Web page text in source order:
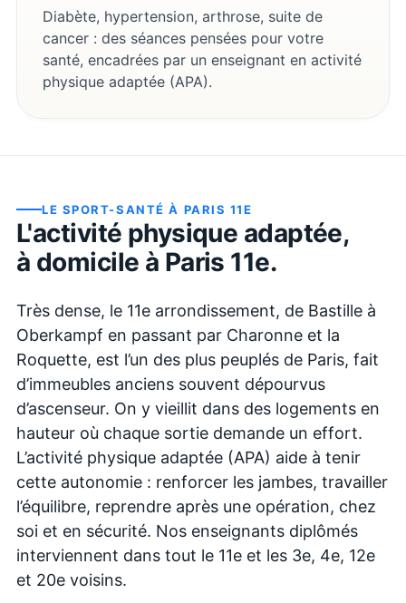
Diabète, hypertension, arthrose, suite de
cancer : des séances pensées pour votre
santé, encadrées par un enseignant en activité
physique adaptée (APA).
LE SPORT-SANTÉ À PARIS 11E
L'activité physique adaptée,
à domicile à Paris 11e.
Très dense, le 11e arrondissement, de Bastille à
Oberkampf en passant par Charonne et la
Roquette, est l’un des plus peuplés de Paris, fait
d’immeubles anciens souvent dépourvus
d’ascenseur. On y vieillit dans des logements en
hauteur où chaque sortie demande un effort.
L’activité physique adaptée (APA) aide à tenir
cette autonomie : renforcer les jambes, travailler
l’équilibre, reprendre après une opération, chez
soi et en sécurité. Nos enseignants diplômés
interviennent dans tout le 11e et les 3e, 4e, 12e
et 20e voisins.